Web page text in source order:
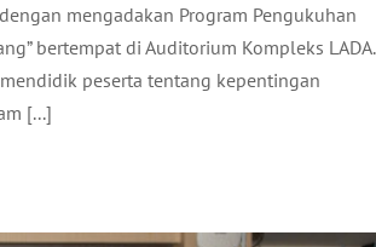
mengadakan Program Pengukuhan
bertempat di Auditorium Kompleks LADA.
peserta tentang kepentingan
[...]
TATAKELOLA
LADA